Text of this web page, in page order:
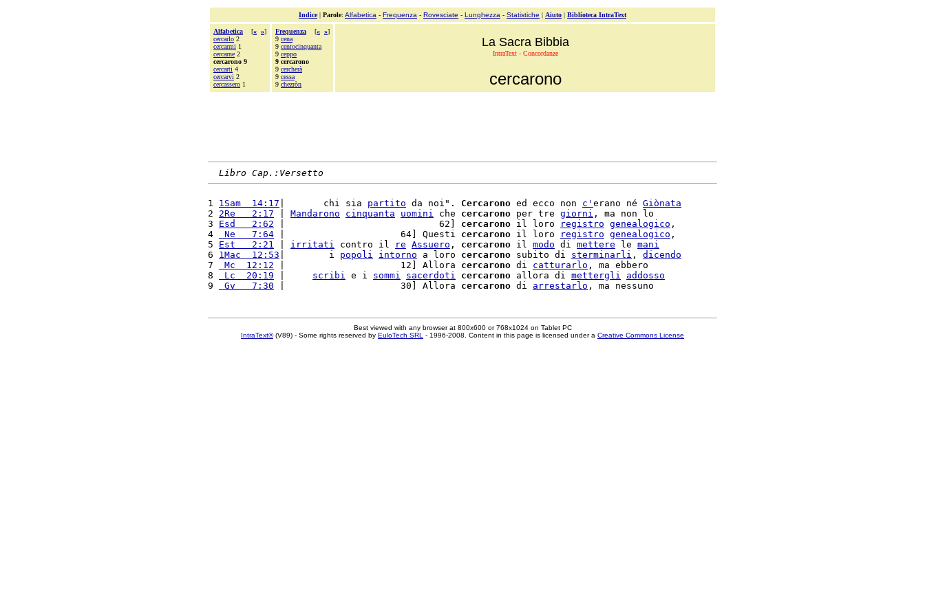
Indice| Parole: Alfabetica - Frequenza - Rovesciate - Lunghezza - Statistiche | Aiuto | Biblioteca IntraText
Alfabetica [« »]
cercarlo 2
cercarmi 1
cercarne 2
cercarono 9
cercarti 4
cercarvi 2
cercassero 1
Frequenza [« »]
9 cena
9 centocinquanta
9 ceppo
9 cercarono
9 cercherà
9 cessa
9 chezròn
La Sacra Bibbia
IntraText - Concordanze
cercarono
Libro Cap.:Versetto
1 1Sam  14:17 |       chi sia partito da noi". Cercarono ed ecco non c' erano né Giònata
2 2Re   2:17 Mandarono cinquanta uomini che cercarono per tre giorni , ma non lo
3 Esd   2:62 |                            62] cercarono il loro registro genealogico ,
4
Ne   7:64 |                     64] Questi cercarono il loro registro genealogico ,
5 Est   2:21 irritati contro il re Assuero , cercarono il modo di mettere le mani
6 1Mac  12:53 |        i popoli intorno a loro cercarono subito di sterminarli , dicendo
7
Mc  12:12 |                     12] Allora cercarono di catturarlo , ma ebbero
8
Lc  20:19 scribi e i sommi sacerdoti cercarono allora di mettergli
addosso
9
Gv   7:30 |                     30] Allora cercarono di arrestarlo
Best viewed with any browser at 800x600 or 768x1024 on Tablet PC
IntraText®(V89) - Some rights reserved by EuloTech SRL - 1996-2008. Content in this page is licensed under a Creative Commons License